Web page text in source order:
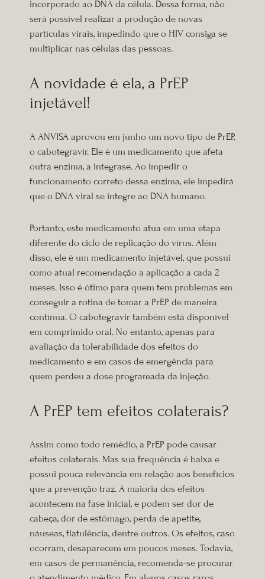
incorporado ao DNA da célula. Dessa forma, não
será possível realizar a produção de novas
partículas virais, impedindo que o HIV consiga se
multiplicar nas células das pessoas.
A novidade é ela, a PrEP
injetável!
A ANVISA aprovou em junho um novo tipo de PrEP,
o cabotegravir. Ele é um medicamento que afeta
outra enzima, a integrase. Ao impedir o
funcionamento correto dessa enzima, ele impedirá
que o DNA viral se integre ao DNA humano.
Portanto, este medicamento atua em uma etapa
diferente do ciclo de replicação do vírus. Além
disso, ele é um medicamento injetável, que possui
como atual recomendação a aplicação a cada 2
meses. Isso é ótimo para quem tem problemas em
conseguir a rotina de tomar a PrEP de maneira
contínua. O cabotegravir também está disponível
em comprimido oral. No entanto, apenas para
avaliação da tolerabilidade dos efeitos do
medicamento e em casos de emergência para
quem perdeu a dose programada da injeção.
A PrEP tem efeitos colaterais?
Assim como todo remédio, a PrEP pode causar
efeitos colaterais. Mas sua frequência é baixa e
possui pouca relevância em relação aos benefícios
que a prevenção traz. A maioria dos efeitos
acontecem na fase inicial, e podem ser dor de
cabeça, dor de estômago, perda de apetite,
náuseas, flatulência, dentre outros. Os efeitos, caso
ocorram, desaparecem em poucos meses. Todavia,
em casos de permanência, recomenda-se procurar